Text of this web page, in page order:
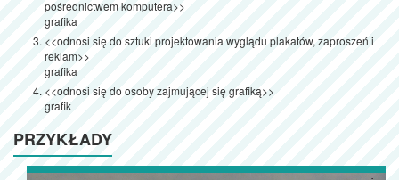
pośrednictwem komputera>>
grafika
<<odnosi się do sztuki projektowania wyglądu plakatów, zaproszeń i
reklam>>
grafika
<<odnosi się do osoby zajmującej się grafiką>>
grafik
PRZYKŁADY